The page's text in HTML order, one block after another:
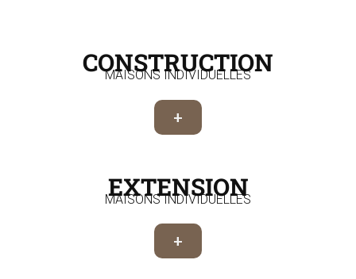
CONSTRUCTION
MAISONS INDIVIDUELLES
+
EXTENSION
MAISONS INDIVIDUELLES
+